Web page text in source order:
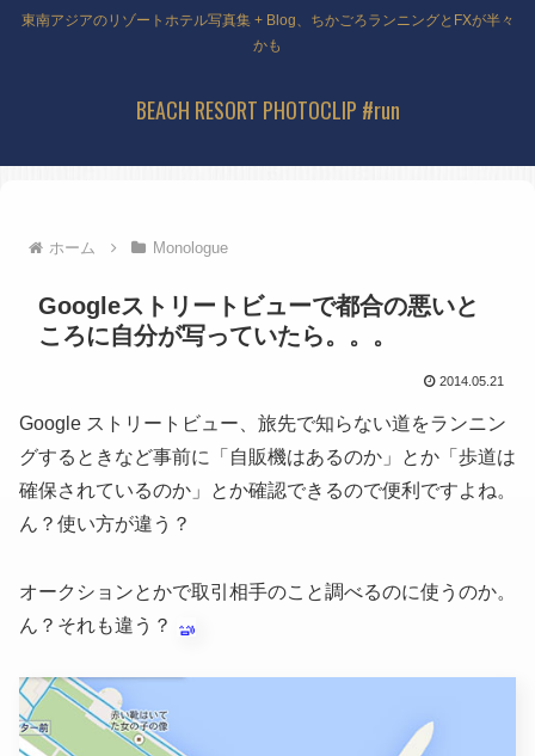
東南アジアのリゾートホテル写真集 + Blog、ちかごろランニングとFXが半々
かも
BEACH RESORT PHOTOCLIP #run
ホーム Monologue
Googleストリートビューで都合の悪いと
ころに自分が写っていたら。。。
2014.05.21
Google ストリートビュー、旅先で知らない道をランニン
グするときなど事前に「自販機はあるのか」とか「歩道は
確保されているのか」とか確認できるので便利ですよね。
ん？使い方が違う？
オークションとかで取引相手のこと調べるのに使うのか。
ん？それも違う？